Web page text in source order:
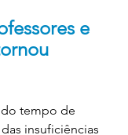
e
tempo de
insuficiências